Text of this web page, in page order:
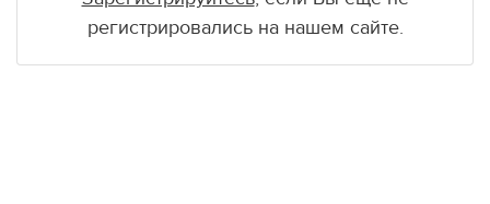
регистрировались на нашем сайте.